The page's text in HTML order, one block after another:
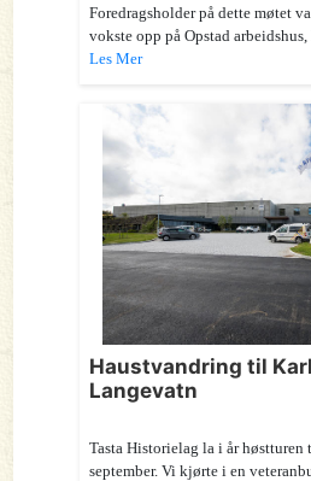
Foredragsholder på dette møtet
vokste opp på Opstad arbeidshus,
Les Mer
Haustvandring til
Langevatn
Tasta Historielag la i år høstturen
september. Vi kjørte i en